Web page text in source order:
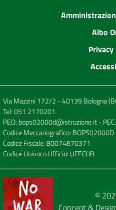
Albo
Via Mazzini 172/2 - 40139 Bologna
Tel:051 2170201
PEO: bops02000d@istruzione.it- PEC:
Codice Meccanografico: BOPS02000D
Codice Fiscale: 80074870371
Codice Univoco Ufficio: UFEC0B
©
Concept &